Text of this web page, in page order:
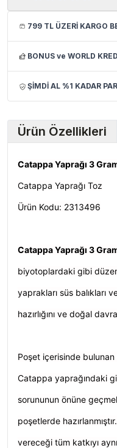
799 TL ÜZERİ KARGO
BONUS ve WORLD
ŞİMDİ AL %1 KADAR
Ürün Özellikleri
Catappa Yaprağı 3
Catappa Yaprağı Toz
Ürün Kodu: 2313496
Catappa Yaprağı 3
biyotoplardaki gibi
yaprakları süs balıkları
hazırlığını ve doğal
Poşet içerisinde
Catappa yaprağındaki
sorununun önüne
poşetlerde
vereceği tüm katkıyı